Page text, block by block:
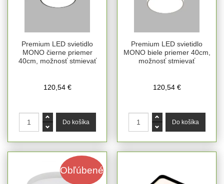
Premium LED svietidlo
MONO čierne priemer
40cm, možnosť stmievať
120,54 €
Premium LED svietidlo
MONO biele priemer 40cm,
možnosť stmievať
120,54 €
Obľúbené